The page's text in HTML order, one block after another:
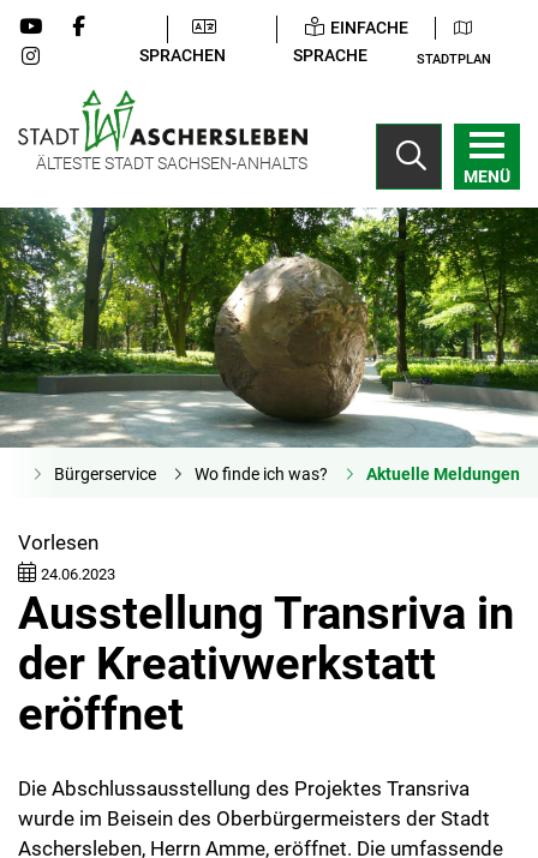
SPRACHEN
EINFACHE
SPRACHE
STADTPLAN
ÄLTESTE STADT SACHSEN-ANHALTS
MENÜ
Bürgerservice Wo finde ich was? Aktuelle Meldungen
Vorlesen
24.06.2023
Ausstellung Transriva in
der Kreativwerkstatt
eröffnet
Die Abschlussausstellung des Projektes Transriva
wurde im Beisein des Oberbürgermeisters der Stadt
Aschersleben, Herrn Amme, eröffnet. Die umfassende